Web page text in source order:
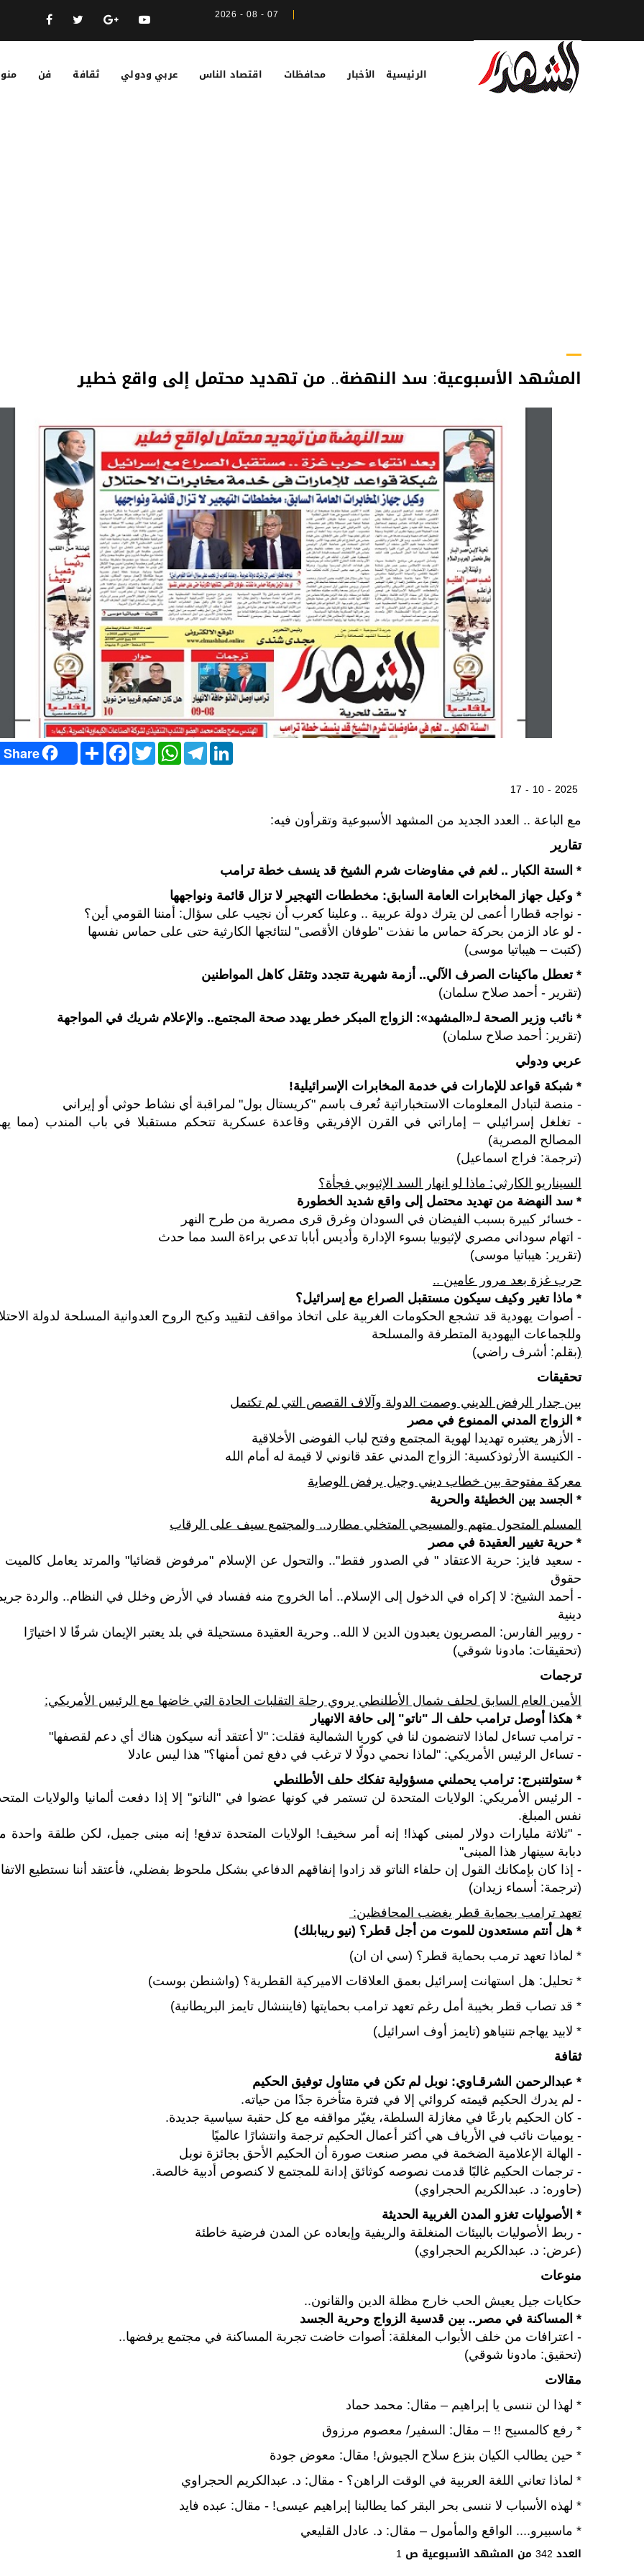
07 - 08 - 2026
الرئيسية الأخبار محافظات اقتصاد الناس عربي ودولي ثقافة فن
المشهد الأسبوعية: سد النهضة.. من تهديد محتمل إلى واقع خطير
Share S
h
a
F
a
c
T
w
i
W
h
a
T
e
l
L
i
n
17 - 10 - 2025
مع الباعة .. العدد الجديد من المشهد الأسبوعية وتقرأون فيه:
تقارير
* الستة الكبار .. لغم في مفاوضات شرم الشيخ قد ينسف خطة ترامب
* وكيل جهاز المخابرات العامة السابق: مخططات التهجير لا تزال قائمة ونواجهها
- نواجه قطارا أعمى لن يترك دولة عربية .. وعلينا كعرب أن نجيب على سؤال: أمننا القومي أين؟
- لو عاد الزمن بحركة حماس ما نفذت "طوفان الأقصى" لنتائجها الكارثية حتى على حماس نفسها
(كتبت – هيباتيا موسى)
* تعطل ماكينات الصرف الآلي.. أزمة شهرية تتجدد وتثقل كاهل المواطنين
(تقرير - أحمد صلاح سلمان)
* نائب وزير الصحة لـ«المشهد»: الزواج المبكر خطر يهدد صحة المجتمع.. والإعلام شريك في المواجهة
(تقرير: أحمد صلاح سلمان)
عربي ودولي
* شبكة قواعد للإمارات في خدمة المخابرات الإسرائيلية!
- منصة لتبادل المعلومات الاستخباراتية تُعرف باسم "كريستال بول" لمراقبة أي نشاط حوثي أو إيراني
- تغلغل إسرائيلي – إماراتي في القرن الإفريقي وقاعدة عسكرية تتحكم مستقبلا في باب المندب (مما
المصالح المصرية)
(ترجمة: فراج اسماعيل)
السيناريو الكارثي: ماذا لو انهار السد الإثيوبي فجأة؟
* سد النهضة من تهديد محتمل إلى واقع شديد الخطورة
- خسائر كبيرة بسبب الفيضان في السودان وغرق قرى مصرية من طرح النهر
- اتهام سوداني مصري لإثيوبيا بسوء الإدارة وأديس أبابا تدعي براءة السد مما حدث
(تقرير: هيباتيا موسى)
حرب غزة بعد مرور عامين ..
* ماذا تغير وكيف سيكون مستقبل الصراع مع إسرائيل؟
- أصوات يهودية قد تشجع الحكومات الغربية على اتخاذ مواقف لتقييد وكبح الروح العدوانية المسلحة لدولة
وللجماعات اليهودية المتطرفة والمسلحة
(بقلم: أشرف راضي)
تحقيقات
بين جدار الرفض الديني وصمت الدولة وآلاف القصص التي لم تكتمل
* الزواج المدني الممنوع في مصر
- الأزهر يعتبره تهديدا لهوية المجتمع وفتح لباب الفوضى الأخلاقية
- الكنيسة الأرثوذكسية: الزواج المدني عقد قانوني لا قيمة له أمام الله
معركة مفتوحة بين خطاب ديني وجيل يرفض الوصاية
* الجسد بين الخطيئة والحرية
المسلم المتحول متهم والمسيحي المتخلي مطارد.. والمجتمع سيف على الرقاب
* حرية تغيير العقيدة في مصر
- سعيد فايز: حرية الاعتقاد " في الصدور فقط".. والتحول عن الإسلام "مرفوض قضائيا" والمرتد يعامل كالميت
حقوق
- أحمد الشيخ: لا إكراه في الدخول إلى الإسلام.. أما الخروج منه ففساد في الأرض وخلل في النظام.. والردة
دينية
- روبير الفارس: المصريون يعبدون الدين لا الله.. وحرية العقيدة مستحيلة في بلد يعتبر الإيمان شرفًا لا اختيارًا
(تحقيقات: مادونا شوقي)
ترجمات
الأمين العام السابق لحلف شمال الأطلنطي يروي رحلة التقلبات الحادة التي خاضها مع الرئيس الأمريكي:
* هكذا أوصل ترامب حلف الـ "ناتو" إلى حافة الانهيار
- ترامب تساءل لماذا لاتنضمون لنا في كوريا الشمالية فقلت: "لا أعتقد أنه سيكون هناك أي دعم لقصفها"
- تساءل الرئيس الأمريكي: "لماذا نحمي دولًا لا ترغب في دفع ثمن أمنها؟" هذا ليس عادلا
* ستولتنبرج: ترامب يحملني مسؤولية تفكك حلف الأطلنطي
- الرئيس الأمريكي: الولايات المتحدة لن تستمر في كونها عضوا في "الناتو" إلا إذا دفعت ألمانيا والولايات
نفس المبلغ.
- "ثلاثة مليارات دولار لمبنى كهذا! إنه أمر سخيف! الولايات المتحدة تدفع! إنه مبنى جميل، لكن طلقة واحدة
دبابة سينهار هذا المبنى"
- إذا كان بإمكانك القول إن حلفاء الناتو قد زادوا إنفاقهم الدفاعي بشكل ملحوظ بفضلي، فأعتقد أننا نستطيع
(ترجمة: أسماء زيدان)
تعهد ترامب بحماية قطر يغضب المحافظين:
* هل أنتم مستعدون للموت من أجل قطر؟ (نيو ريبابلك)
* لماذا تعهد ترمب بحماية قطر؟ (سي ان ان)
* تحليل: هل استهانت إسرائيل بعمق العلاقات الاميركية القطرية؟ (واشنطن بوست)
* قد تصاب قطر بخيبة أمل رغم تعهد ترامب بحمايتها (فايننشال تايمز البريطانية)
* لابيد يهاجم نتنياهو (تايمز أوف اسرائيل)
ثقافة
* عبدالرحمن الشرقـاوي: نوبل لم تكن في متناول توفيق الحكيم
- لم يدرك الحكيم قيمته كروائي إلا في فترة متأخرة جدًا من حياته.
- كان الحكيم بارعًا في مغازلة السلطة، يغيّر مواقفه مع كل حقبة سياسية جديدة.
- يوميات نائب في الأرياف هي أكثر أعمال الحكيم ترجمة وانتشارًا عالميًا
- الهالة الإعلامية الضخمة في مصر صنعت صورة أن الحكيم الأحق بجائزة نوبل
- ترجمات الحكيم غالبًا قدمت نصوصه كوثائق إدانة للمجتمع لا كنصوص أدبية خالصة.
(حاوره: د. عبدالكريم الحجراوي)
* الأصوليات تغزو المدن الغربية الحديثة
- ربط الأصوليات بالبيئات المنغلقة والريفية وإبعاده عن المدن فرضية خاطئة
(عرض: د. عبدالكريم الحجراوي)
منوعات
حكايات جيل يعيش الحب خارج مظلة الدين والقانون..
* المساكنة في مصر.. بين قدسية الزواج وحرية الجسد
- اعترافات من خلف الأبواب المغلقة: أصوات خاضت تجربة المساكنة في مجتمع يرفضها..
(تحقيق: مادونا شوقي)
مقالات
* لهذا لن ننسى يا إبراهيم – مقال: محمد حماد
* رفع كالمسيح !! – مقال: السفير/ معصوم مرزوق
* حين يطالب الكيان بنزع سلاح الجيوش! مقال: معوض جودة
* لماذا تعاني اللغة العربية في الوقت الراهن؟ - مقال: د. عبدالكريم الحجراوي
* لهذه الأسباب لا ننسى بحر البقر كما يطالبنا إبراهيم عيسى! - مقال: عبده فايد
* ماسبيرو.... الواقع والمأمول – مقال: د. عادل القليعي
العدد 342 من المشهد الأسبوعية ص 1